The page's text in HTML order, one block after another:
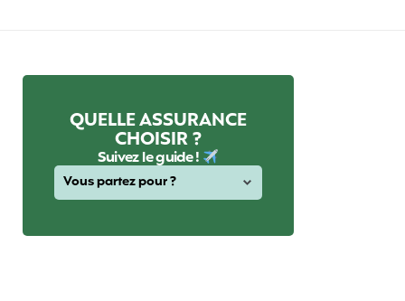
QUELLE ASSURANCE
CHOISIR ?
Suivez le guide !